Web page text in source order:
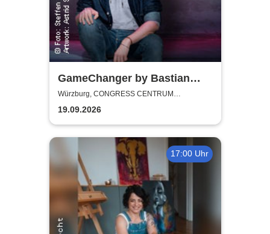
GameChanger by Bastian
Bielendorfer
Würzburg, CONGRESS CENTRUM
WÜRZBURG
19.09.2026
17:00 Uhr